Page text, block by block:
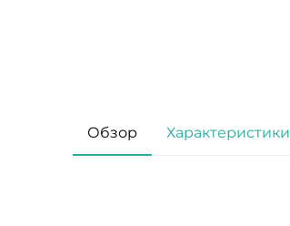
Обзор Характеристики